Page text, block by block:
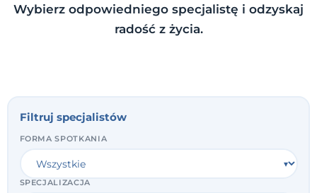
Wybierz odpowiedniego specjalistę i odzyskaj
radość z życia.
Filtruj specjalistów
FORMA SPOTKANIA
SPECJALIZACJA